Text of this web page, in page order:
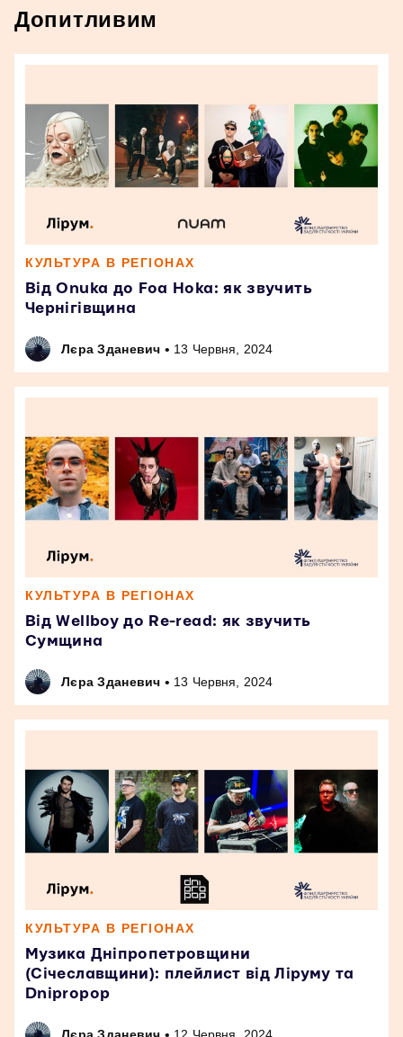
Допитливим
КУЛЬТУРА В РЕГІОНАХ
Від Onuka до Foa Hoka: як звучить
Чернігівщина
Лєра Зданевич • 13 Червня, 2024
КУЛЬТУРА В РЕГІОНАХ
Від Wellboy до Re-read: як звучить
Сумщина
Лєра Зданевич • 13 Червня, 2024
КУЛЬТУРА В РЕГІОНАХ
Музика Дніпропетровщини
(Січеславщини): плейлист від Ліруму та
Dnipropop